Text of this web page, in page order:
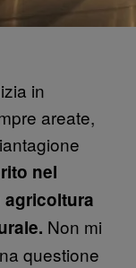
in
areate,
nel
Non mi
questione